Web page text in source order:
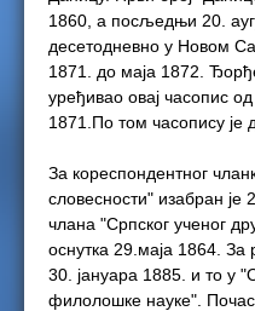
1860, а посљедњи 20.
десетодневно у Новом
1871. до маја 1872.
уређивао овај часопис
1871.По том часопису је
За кореспондентног
словесности" изабран је
члана "Српског ученог
оснутка 29.маја 1864. За
30. јануара 1885. и то у
филолошке науке".